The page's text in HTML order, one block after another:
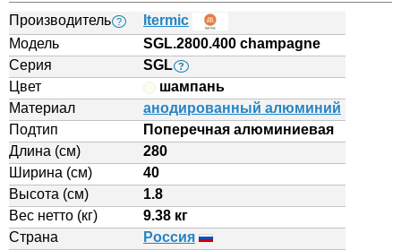
Производитель ?
Itermic
Модель
SGL.2800.400 champagne
Серия
SGL ?
Цвет
шампань
Материал
анодированный алюминий
Подтип
Поперечная алюминиевая
Длина (см)
280
Ширина (см)
40
Высота (см)
1.8
Вес нетто (кг)
9.38 кг
Страна
Россия